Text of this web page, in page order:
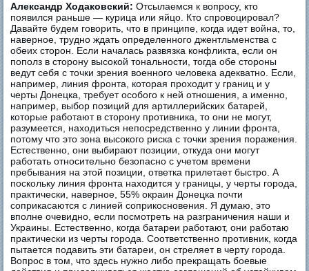
Александр Ходаковский: Отсылаемся к вопросу, кто
появился раньше — курица или яйцо. Кто спровоцировал?
Давайте будем говорить, что в принципе, когда идет война, то,
наверное, трудно ждать определенного джентльменства с
обеих сторон. Если началась развязка конфликта, если он
пополз в сторону высокой тональности, тогда обе стороны
ведут себя с точки зрения военного человека адекватно. Если,
например, линия фронта, которая проходит у границ и у
черты Донецка, требует особого к ней отношения, а именно,
например, выбор позиций для артиллерийских батарей,
которые работают в сторону противника, то они не могут,
разумеется, находиться непосредственно у линии фронта,
потому что это зона высокого риска с точки зрения поражения.
Естественно, они выбирают позиции, откуда они могут
работать относительно безопасно с учетом времени
пребывания на этой позиции, ответка прилетает быстро. А
поскольку линия фронта находится у границы, у черты города,
практически, наверное, 55% окраин Донецка почти
соприкасаются с линией соприкосновения. Я думаю, это
вполне очевидно, если посмотреть на разграничения наши и
Украины. Естественно, когда батареи работают, они работаю
практически из черты города. Соответственно противник, когда
пытается подавить эти батареи, он стреляет в черту города.
Вопрос в том, что здесь нужно либо прекращать боевые